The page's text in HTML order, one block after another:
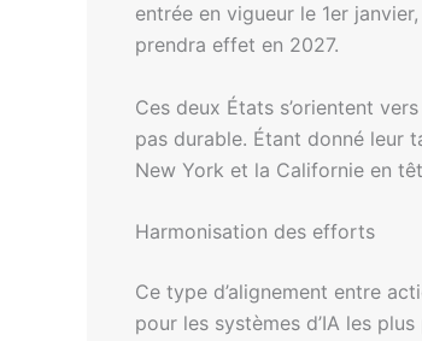
entrée en vigueur le 1er
prendra effet en 2027.
Ces deux États s’orientent
pas durable. Étant donné leur
New York et la Californie en
Harmonisation des efforts
Ce type d’alignement entre
pour les systèmes d’IA les